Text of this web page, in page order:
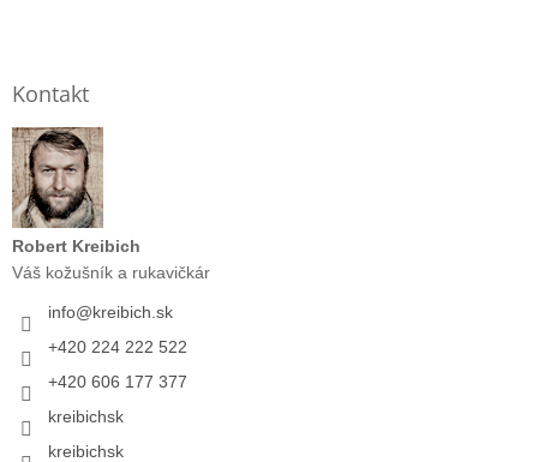
Kontakt
Robert Kreibich
Váš kožušník a rukavičkár
info@kreibich.sk
+420 224 222 522
+420 606 177 377
kreibichsk
kreibichsk